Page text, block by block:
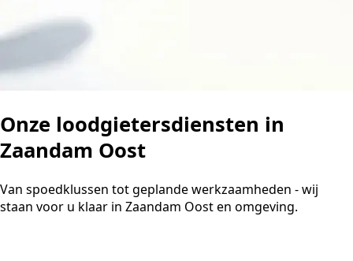
Onze loodgietersdiensten in
Zaandam Oost
Van spoedklussen tot geplande werkzaamheden - wij
staan voor u klaar in Zaandam Oost en omgeving.